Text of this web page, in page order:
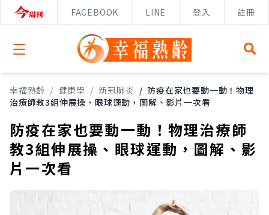
FACEBOOK LINE 登入 註冊
Open menu
幸福熟齡 / 健康學 / 新冠肺炎 / 防疫在家也要動一動！物理
治療師教3組伸展操、眼球運動，圖解、影片一次看
防疫在家也要動一動！物理治療師
教3組伸展操、眼球運動，圖解、影
片一次看